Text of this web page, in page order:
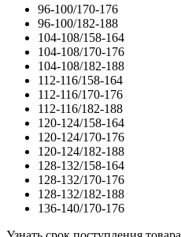
96-100/170-176
96-100/182-188
104-108/158-164
104-108/170-176
104-108/182-188
112-116/158-164
112-116/170-176
112-116/182-188
120-124/158-164
120-124/170-176
120-124/182-188
128-132/158-164
128-132/170-176
128-132/182-188
136-140/170-176